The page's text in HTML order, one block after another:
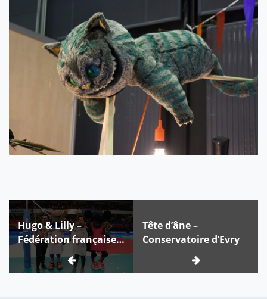
Navigation
de
l’article
Hugo & Lilly –
Fédération française
de Volley ball
Tête d’âne –
Conservatoire d’Evry